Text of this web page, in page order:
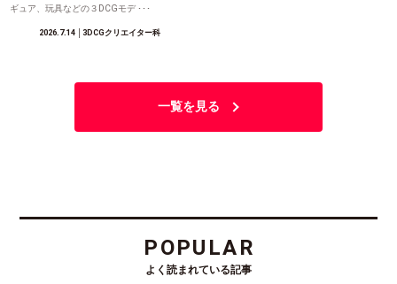
ギュア、玩具などの３DCGモデ ･･･
2026.7.14│3DCGクリエイター科
一覧を見る
POPULAR
よく読まれている記事